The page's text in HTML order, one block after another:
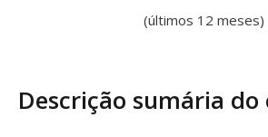
(últimos 12 meses)
Descrição sumária do